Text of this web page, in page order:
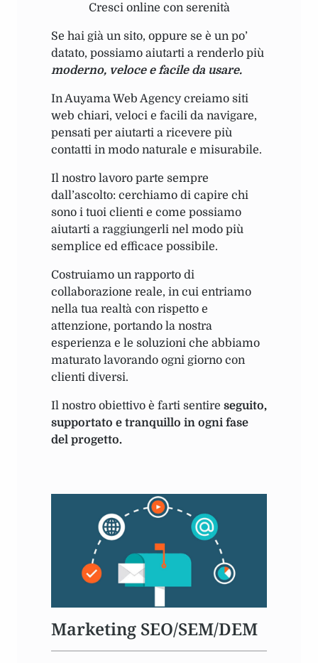
Cresci online con serenità
Se hai già un sito, oppure se è un po’
datato, possiamo aiutarti a renderlo più
moderno, veloce e facile da usare.
In Auyama Web Agency creiamo siti
web chiari, veloci e facili da navigare,
pensati per aiutarti a ricevere più
contatti in modo naturale e misurabile.
Il nostro lavoro parte sempre
dall’ascolto: cerchiamo di capire chi
sono i tuoi clienti e come possiamo
aiutarti a raggiungerli nel modo più
semplice ed efficace possibile.
Costruiamo un rapporto di
collaborazione reale, in cui entriamo
nella tua realtà con rispetto e
attenzione, portando la nostra
esperienza e le soluzioni che abbiamo
maturato lavorando ogni giorno con
clienti diversi.
Il nostro obiettivo è farti sentire seguito,
supportato e tranquillo in ogni fase
del progetto.
Marketing SEO/SEM/DEM